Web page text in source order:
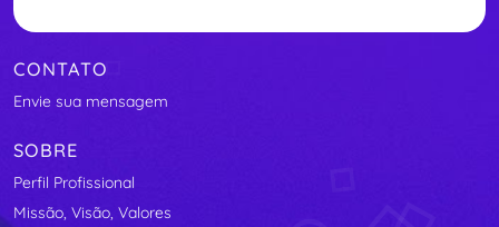
CONTATO
Envie sua mensagem
SOBRE
Perfil Profissional
Missão, Visão, Valores